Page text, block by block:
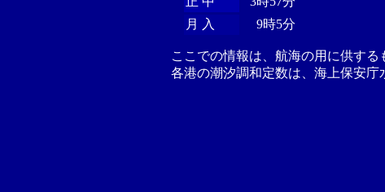
月 入
9時5分
ここでの情報は、航海の用に供す
各港の潮汐調和定数は、海上保安庁